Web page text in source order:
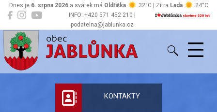
INFO: +420 571 452 210 |
podatelna@jablunka.cz
Dnes je 6. srpna 2026a svátek má Oldřiška 32°C | Zítra Lada 24°C
Jablůnka
Oficiální stránky
KONTAKTY